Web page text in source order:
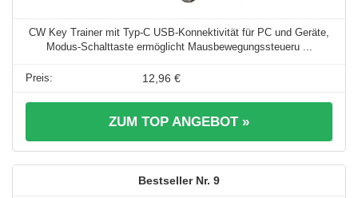
CW Key Trainer mit Typ-C USB-Konnektivität für PC und Geräte,
Modus-Schalttaste ermöglicht Mausbewegungssteueru ...
12,96 €
ZUM TOP ANGEBOT »
9